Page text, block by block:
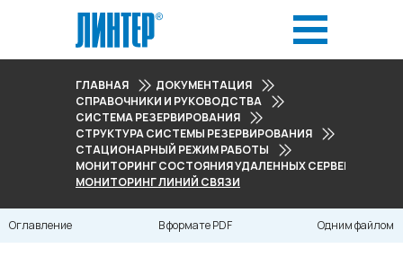
ГЛАВНАЯ
ДОКУМЕНТАЦИЯ
СПРАВОЧНИКИ И РУКОВОДСТВА
СИСТЕМА РЕЗЕРВИРОВАНИЯ
СТРУКТУРА СИСТЕМЫ РЕЗЕРВИРОВАНИЯ
СТАЦИОНАРНЫЙ РЕЖИМ РАБОТЫ
МОНИТОРИНГ СОСТОЯНИЯ УДАЛЕННЫХ СЕРВЕРОВ И
МОНИТОРИНГ ЛИНИЙ СВЯЗИ
Оглавление В формате PDF Одним файлом